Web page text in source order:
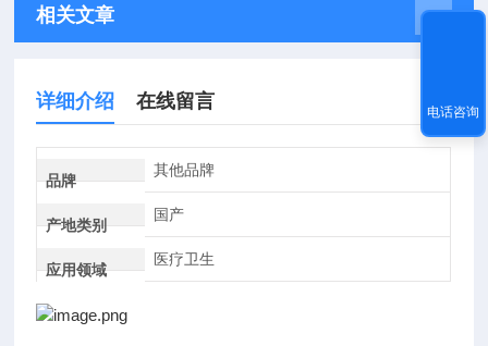
相关文章
详细介绍 在线留言
品牌
其他品牌
产地类别
国产
应用领域
医疗卫生
电话咨询